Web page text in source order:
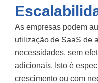
As empresas podem
utilização de SaaS de
necessidades, sem
adicionais. Isto é
crescimento ou com